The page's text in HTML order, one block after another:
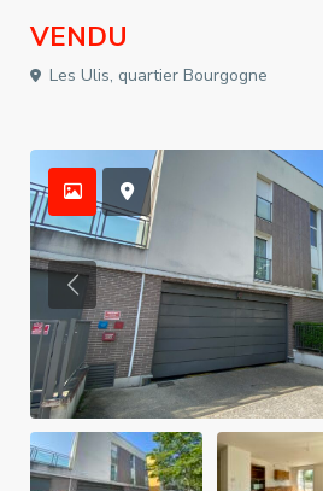
VENDU
Les Ulis, quartier Bourgogne